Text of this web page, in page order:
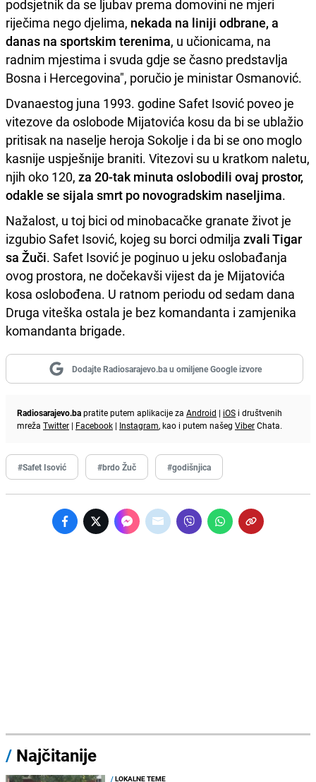
podsjetnik da se ljubav prema domovini ne mjeri
riječima nego djelima, nekada na liniji odbrane, a
danas na sportskim terenima, u učionicama, na
radnim mjestima i svuda gdje se časno predstavlja
Bosna i Hercegovina", poručio je ministar Osmanović.
Dvanaestog juna 1993. godine Safet Isović poveo je
vitezove da oslobode Mijatovića kosu da bi se ublažio
pritisak na naselje heroja Sokolje i da bi se ono moglo
kasnije uspješnije braniti. Vitezovi su u kratkom naletu,
njih oko 120, za 20-tak minuta oslobodili ovaj prostor,
odakle se sijala smrt po novogradskim naseljima.
Nažalost, u toj bici od minobacačke granate život je
izgubio Safet Isović, kojeg su borci odmilja zvali Tigar
sa Žuči. Safet Isović je poginuo u jeku oslobađanja
ovog prostora, ne dočekavši vijest da je Mijatovića
kosa oslobođena. U ratnom periodu od sedam dana
Druga viteška ostala je bez komandanta i zamjenika
komandanta brigade.
Dodajte Radiosarajevo.ba u omiljene Google izvore
Radiosarajevo.bapratite putem aplikacije za Android | iOS i društvenih
mreža Twitter | Facebook | Instagram, kao i putem našeg ViberChata.
#Safet Isović #brdo Žuč #godišnjica
/ Najčitanije
/LOKALNE TEME